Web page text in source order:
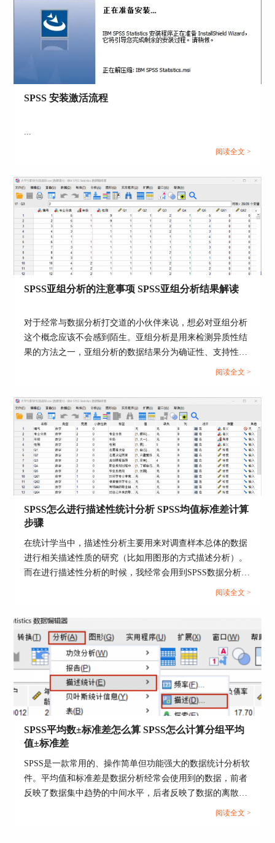
知道了怎么计算每个人的年龄之后，接下来很多人
都会想了解这些年龄的平均值是多少，或者再算一
算加减标准差。
打开描述统计：在 SPSS里，想算平均值和标准
差，可以用“描述统计”功能。你先去菜单栏，
计的变量，也就是“年龄”这个变量。
：在弹出的窗口里，把“年龄”这个变
项”里你可以勾选你想要的统计指标，比如“均
值”（也就是平均值）、“标准差”之类的。设置好
了之后，点“继续”再点“确定”，SPSS 就会开始计
算。
查看结果
：很快你就会看到结果窗口，里面会有年
龄的平均值和标准差。比如说，平均年龄是 35
30 到 40 岁之间。
图2：计算平均值
三、显著性分析步骤
最后，有时候我们需要对不同群体的年龄进行显著
性分析，比如想看看不同性别之间的年龄有没有显
以下就是显著性分析的步骤：
打开 T 检验：首先，你需要用 T 检验来比较两个
群体的平均值是不是有显著的差别。你在菜单栏里
找到“分析”，然后选择“比较均值”，接着再选“独立
样本 T 检验”。这会弹出一个窗口。
选择变量：在这个窗口里，你要把“年龄”变量拖
到“检验变量”框里，然后再把“性别”变量拖到“分组
表示男性，2 表示女性（具体要看你数据里的定
义）。设置好之后，点“确定”。
平均年龄差异，并且给出一个 p 值。这个 p 值如果
SPSS 安装激活流程
阅读全文 >
SPSS亚组分析的注意事项 SPSS亚组分析结果解读
对于经常与数据分析打交道的小伙伴来说，想必对亚组分析
这个概念应该不会感到陌生。亚组分析是用来检测异质性结
果的方法之一，亚组分析的数据结果分为确证性、支持性和
探索性三类。而我们在进行亚组分析时，可以借助数据分析
据结果，还能够把这些数据分析结果以报告形成呈现出来。
接下来给大家介绍SPSS亚组分析的注意事项， SPSS亚组分
析结果解读的具体内容。...
阅读全文 >
SPSS怎么进行描述性统计分析 SPSS均值标准差计算
步骤
在统计学当中，描述性分析主要用来对调查样本总体的数据
进行相关描述性质的研究（比如用图形的方式描述分析）。
而在进行描述性分析的时候，我经常会用到SPSS数据分析软
件，这款软件给我提供了许多数据分析的帮助。接下来给大
算步骤的具体内容。...
阅读全文 >
SPSS平均数±标准差怎么算 SPSS怎么计算分组平均
值±标准差
SPSS是一款常用的、操作简单但功能强大的数据统计分析软
件。平均值和标准差是数据分析经常会使用到的数据，前者
反映了数据集中趋势的中间水平，后者反映了数据的离散程
度，两者都是很重要的数据参考标准。在SPSS中计算平均数
阅读全文 >